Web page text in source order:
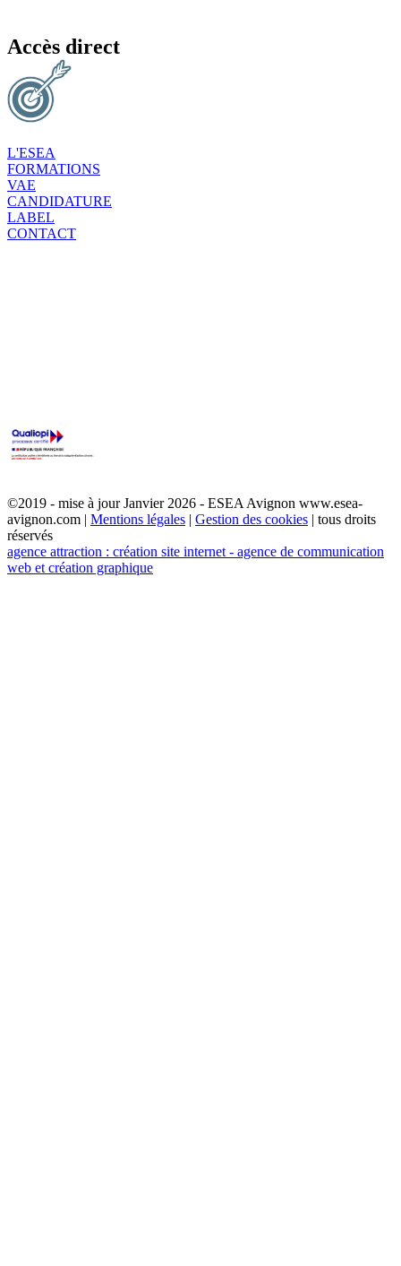
Accès direct
L'ESEA
FORMATIONS
VAE
CANDIDATURE
LABEL
CONTACT
©2019 - mise à jour Janvier 2026 - ESEA Avignon www.esea-
avignon.com | Mentions légales | Gestion des cookies | tous droits
réservés
agence attraction : création site internet - agence de communication
web et création graphique